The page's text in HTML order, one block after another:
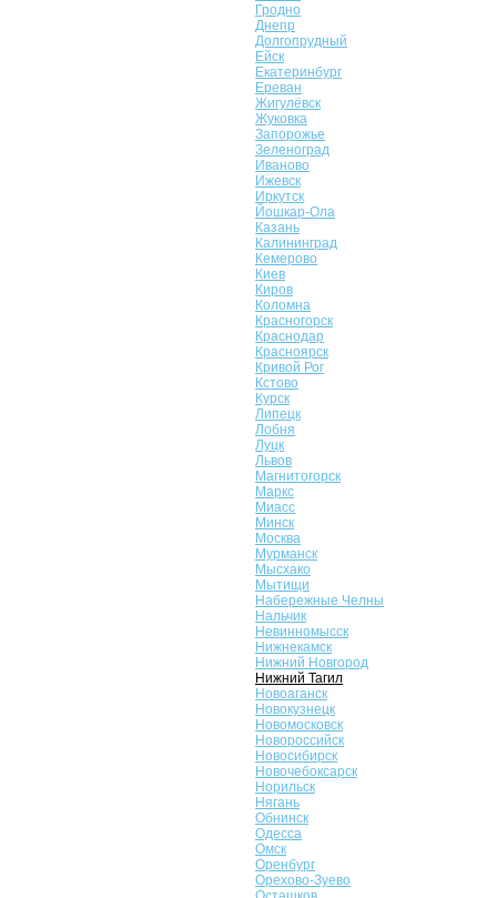
Гродно
Днепр
Долгопрудный
Ейск
Екатеринбург
Ереван
Жигулёвск
Жуковка
Запорожье
Зеленоград
Иваново
Ижевск
Иркутск
Йошкар-Ола
Казань
Калининград
Кемерово
Киев
Киров
Коломна
Красногорск
Краснодар
Красноярск
Кривой Рог
Кстово
Курск
Липецк
Лобня
Луцк
Львов
Магнитогорск
Маркс
Миасс
Минск
Москва
Мурманск
Мысхако
Мытищи
Набережные Челны
Нальчик
Невинномысск
Нижнекамск
Нижний Новгород
Нижний Тагил
Новоаганск
Новокузнецк
Новомосковск
Новороссийск
Новосибирск
Новочебоксарск
Норильск
Нягань
Обнинск
Одесса
Омск
Оренбург
Орехово-Зуево